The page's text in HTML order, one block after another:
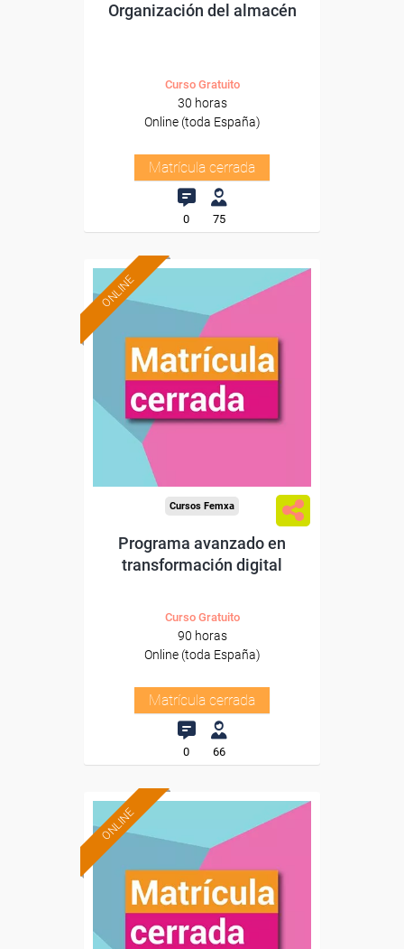
Organización del almacén
Curso Gratuito
30 horas
Online (toda España)
Matrícula cerrada
0 75
ONLINE
Cursos Femxa
Programa avanzado en
transformación digital
Curso Gratuito
90 horas
Online (toda España)
Matrícula cerrada
0 66
ONLINE